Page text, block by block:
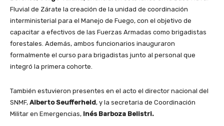
Fluvial de Zárate la creación de la unidad de coordinación
interministerial para el Manejo de Fuego, con el objetivo de
capacitar a efectivos de las Fuerzas Armadas como brigadistas
forestales. Además, ambos funcionarios inauguraron
formalmente el curso para brigadistas junto al personal que
integró la primera cohorte.
También estuvieron presentes en el acto el director nacional del
SNMF, Alberto Seufferheld, y la secretaria de Coordinación
Militar en Emergencias, Inés Barboza Belistri.